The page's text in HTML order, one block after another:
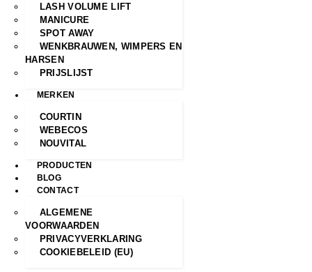
LASH VOLUME LIFT
MANICURE
SPOT AWAY
WENKBRAUWEN, WIMPERS EN
HARSEN
PRIJSLIJST
MERKEN
COURTIN
WEBECOS
NOUVITAL
PRODUCTEN
BLOG
CONTACT
ALGEMENE
VOORWAARDEN
PRIVACYVERKLARING
COOKIEBELEID (EU)